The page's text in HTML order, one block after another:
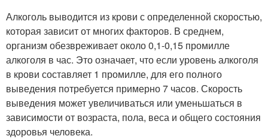
Алкоголь выводится из крови с определенной скоростью,
которая зависит от многих факторов. В среднем,
организм обезвреживает около 0,1-0,15 промилле
алкоголя в час. Это означает, что если уровень алкоголя
в крови составляет 1 промилле, для его полного
выведения потребуется примерно 7 часов. Скорость
выведения может увеличиваться или уменьшаться в
зависимости от возраста, пола, веса и общего состояния
здоровья человека.